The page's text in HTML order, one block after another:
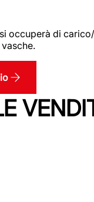
occuperà di